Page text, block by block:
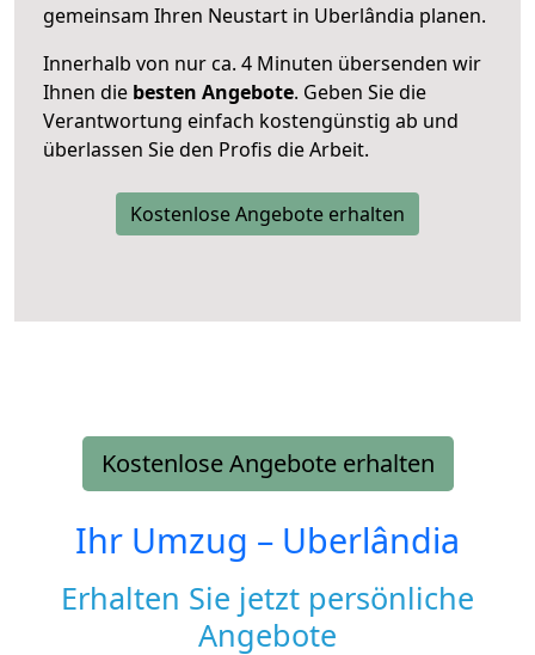
gemeinsam Ihren Neustart in Uberlândia planen.
Innerhalb von nur ca. 4 Minuten übersenden wir
Ihnen die besten Angebote. Geben Sie die
Verantwortung einfach kostengünstig ab und
überlassen Sie den Profis die Arbeit.
Kostenlose Angebote erhalten
Kostenlose Angebote erhalten
Ihr Umzug – Uberlândia
Erhalten Sie jetzt persönliche
Angebote